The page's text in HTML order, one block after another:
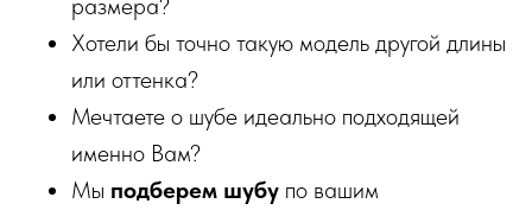
размера?
Хотели бы точно такую модель другой длины
или оттенка?
Мечтаете о шубе идеально подходящей
именно Вам?
Мы подберем шубу по вашим